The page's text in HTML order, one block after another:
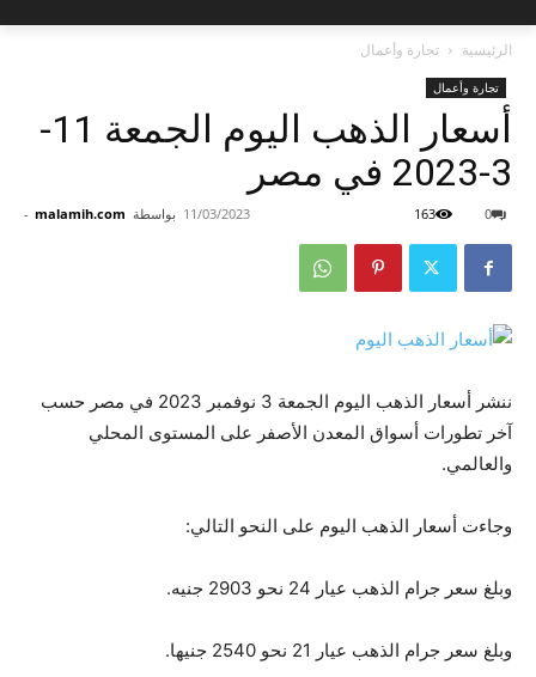
الرئيسية تجارة وأعمال
تجارة وأعمال
أسعار الذهب اليوم الجمعة 11-
3-2023 في مصر
بواسطة malamih.com
- 11/03/2023 0
163
ننشر أسعار الذهب اليوم الجمعة 3 نوفمبر 2023 في مصر حسب
آخر تطورات أسواق المعدن الأصفر على المستوى المحلي
والعالمي.
وجاءت أسعار الذهب اليوم على النحو التالي:
وبلغ سعر جرام الذهب عيار 24 نحو 2903 جنيه.
وبلغ سعر جرام الذهب عيار 21 نحو 2540 جنيها.